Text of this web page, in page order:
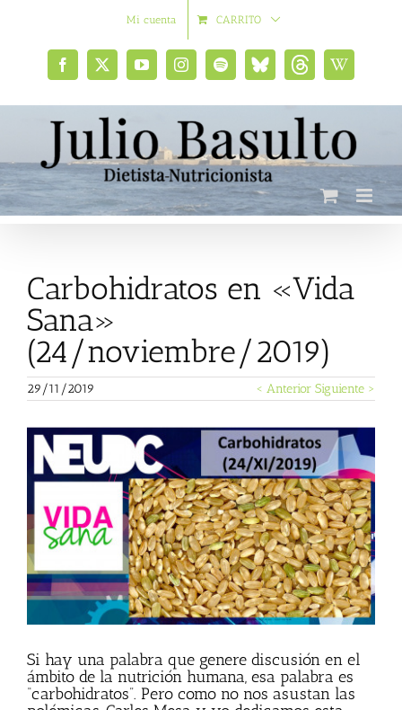
Mi cuenta CARRITO
Facebook
X YouTubeInstagramSpotifyBluesky
social
ThreadsWikipedia
Carbohidratos en «Vida
Sana»
(24/noviembre/2019)
29/11/2019 < Anterior Siguiente >
Ver
imagen
más
grande
Si hay una palabra que genere discusión en el
ámbito de la nutrición humana, esa palabra es
“carbohidratos”. Pero como no nos asustan las